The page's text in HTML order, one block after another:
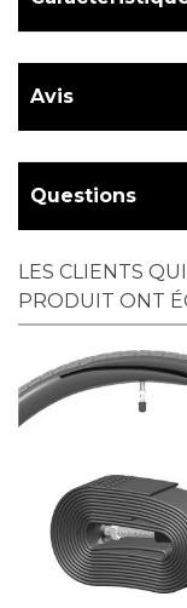
Avis
Questions
LES CLIENTS
PRODUIT ONT